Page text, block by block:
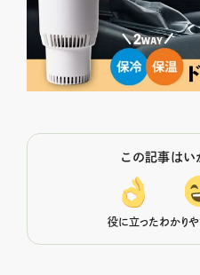
この記事はい
役に立ったわかり